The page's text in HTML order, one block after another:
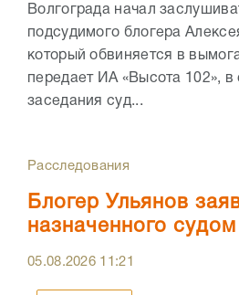
Волгограда начал
подсудимого блогера
который обвиняется в
передает ИА «Высота 102»,
заседания суд...
Расследования
Блогер Ульянов
назначенного
05.08.2026 11:21